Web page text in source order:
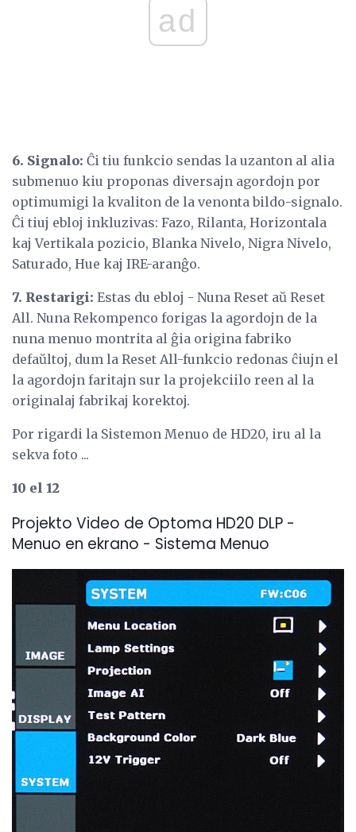
ad
6. Signalo: Ĉi tiu funkcio sendas la uzanton al alia
submenuo kiu proponas diversajn agordojn por
optimumigi la kvaliton de la venonta bildo-signalo.
Ĉi tiuj ebloj inkluzivas: Fazo, Rilanta, Horizontala
kaj Vertikala pozicio, Blanka Nivelo, Nigra Nivelo,
Saturado, Hue kaj IRE-aranĝo.
7. Restarigi: Estas du ebloj - Nuna Reset aŭ Reset
All. Nuna Rekompenco forigas la agordojn de la
nuna menuo montrita al ĝia origina fabriko
defaŭltoj, dum la Reset All-funkcio redonas ĉiujn el
la agordojn faritajn sur la projekciilo reen al la
originalaj fabrikaj korektoj.
Por rigardi la Sistemon Menuo de HD20, iru al la
sekva foto ...
10 el 12
Projekto Video de Optoma HD20 DLP -
Menuo en ekrano - Sistema Menuo